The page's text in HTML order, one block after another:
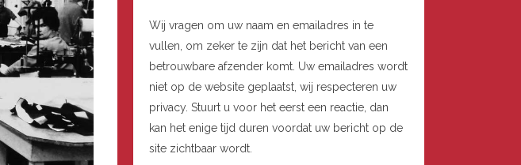
Wij vragen om uw naam en emailadres in te
vullen, om zeker te zijn dat het bericht van een
betrouwbare afzender komt. Uw emailadres wordt
niet op de website geplaatst, wij respecteren uw
privacy. Stuurt u voor het eerst een reactie, dan
kan het enige tijd duren voordat uw bericht op de
site zichtbaar wordt.